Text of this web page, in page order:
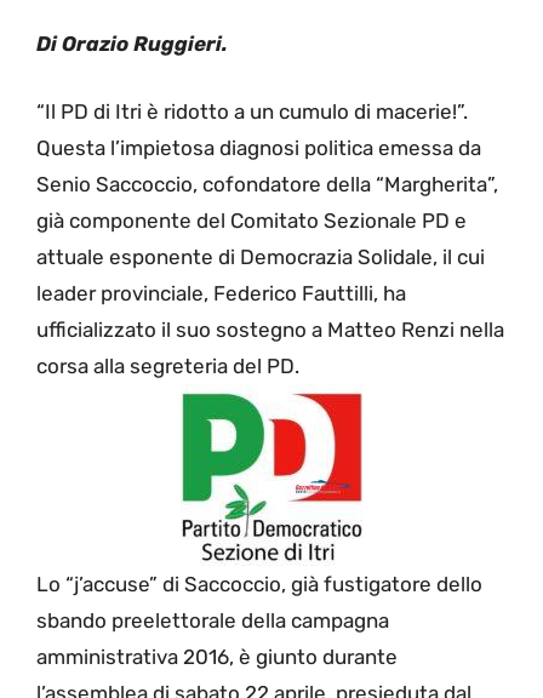
Di Orazio Ruggieri.
“Il PD di Itri è ridotto a un cumulo di macerie!”.
Questa l’impietosa diagnosi politica emessa da
Senio Saccoccio, cofondatore della “Margherita”,
già componente del Comitato Sezionale PD e
attuale esponente di Democrazia Solidale, il cui
leader provinciale, Federico Fauttilli, ha
ufficializzato il suo sostegno a Matteo Renzi nella
corsa alla segreteria del PD.
Lo “j’accuse” di Saccoccio, già fustigatore dello
sbando preelettorale della campagna
amministrativa 2016, è giunto durante
l’assemblea di sabato 22 aprile, presieduta dal